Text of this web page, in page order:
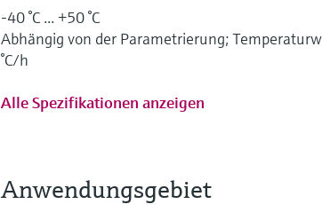
-40 °C ... +50 °C
Abhängig von der Parametrierung;
°C/h
Alle Spezifikationen anzeigen
Anwendungsgebiet